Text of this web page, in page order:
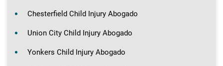
Chesterfield Child Injury Abogado
Union City Child Injury Abogado
Yonkers Child Injury Abogado